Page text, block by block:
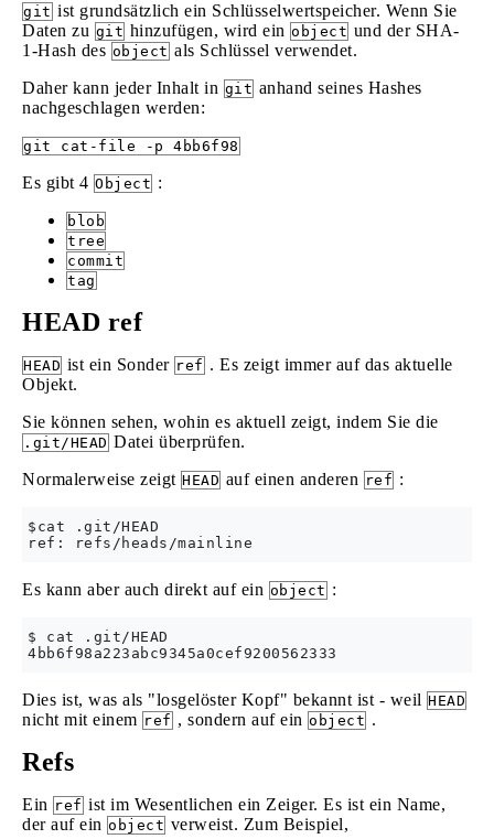
git ist grundsätzlich ein Schlüsselwertspeicher. Wenn Sie
Daten zu git hinzufügen, wird ein object und der SHA-
1-Hash des object als Schlüssel verwendet.
Daher kann jeder Inhalt in git anhand seines Hashes
nachgeschlagen werden:
git cat-file -p 4bb6f98
Es gibt 4 Object :
blob
tree
commit
tag
HEAD ref
HEAD ist ein Sonder ref . Es zeigt immer auf das aktuelle
Objekt.
Sie können sehen, wohin es aktuell zeigt, indem Sie die
.git/HEAD Datei überprüfen.
Normalerweise zeigt HEAD auf einen anderen ref :
$cat .git/HEAD
Es kann aber auch direkt auf ein object :
$ cat .git/HEAD
Dies ist, was als "losgelöster Kopf" bekannt ist - weil HEAD
nicht mit einem ref , sondern auf ein object .
Refs
Ein ref ist im Wesentlichen ein Zeiger. Es ist ein Name,
der auf ein object verweist. Zum Beispiel,